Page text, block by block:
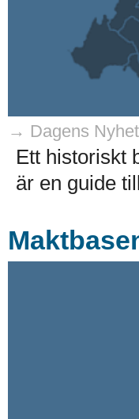
→ Dagens
Ett historiskt
är en guide